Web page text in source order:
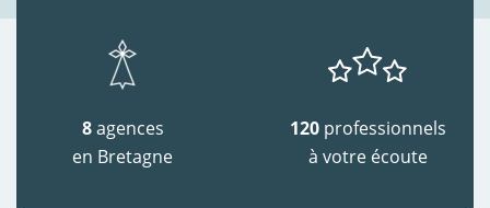
8agences
en Bretagne
120 professionnels
à votre écoute